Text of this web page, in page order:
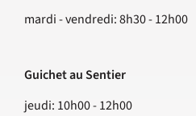
mardi - vendredi: 8h30 - 12h00
Guichet au Sentier
jeudi: 10h00 - 12h00